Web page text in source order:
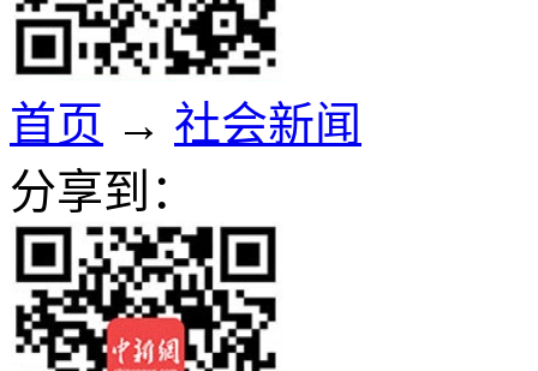
首页 → 社会新闻
分享到：